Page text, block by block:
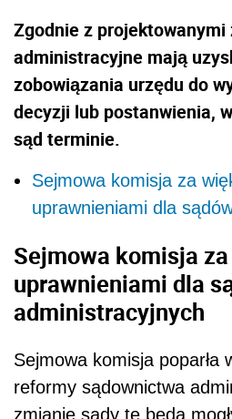
Zgodnie z
administracyjne mają
zobowiązania urzędu do
decyzji lub postanwienia,
sąd terminie.
Sejmowa komisja za
uprawnieniami dla
Sejmowa komisja
uprawnieniami dla
administracyjnych
Sejmowa komisja poparła
reformy sądownictwa
zmianie sądy te będą